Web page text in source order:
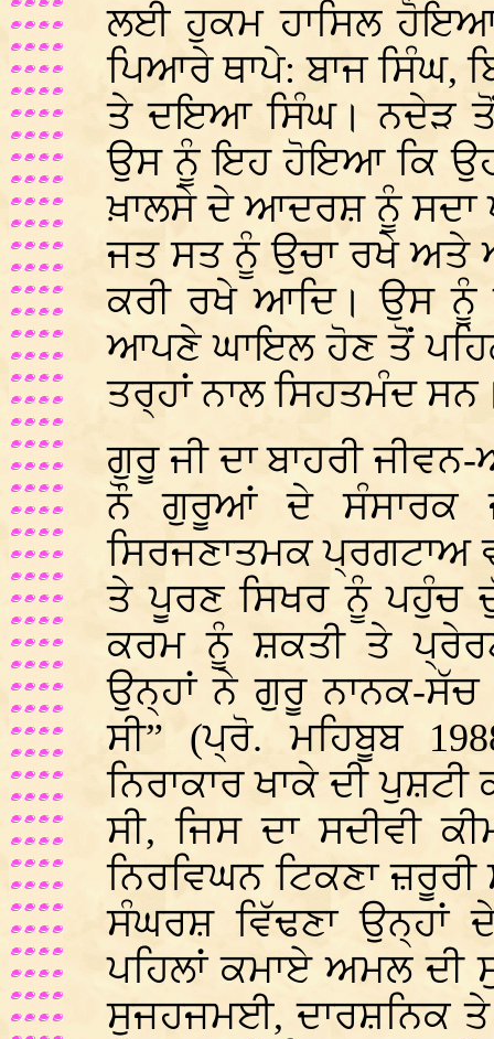
ਲਈ ਹੁਕਮ ਹਾਸਿਲ
ਪਿਆਰੇ ਥਾਪੇ: ਬਾਜ ਸਿੰਘ,
ਤੇ ਦਇਆ ਸਿੰਘ। ਨਦੇੜ ਤੋਂ
ਉਸ ਨੂੰ ਇਹ ਹੋਇਆ ਕਿ
ਖ਼ਾਲਸੇ ਦੇ ਆਦਰਸ਼ ਨੂੰ ਸਦਾ
ਜਤ ਸਤ ਨੂੰ ਉਚਾ ਰਖੇ ਅਤੇ
ਕਰੀ ਰਖੇ ਆਦਿ। ਉਸ ਨੂੰ
ਆਪਣੇ ਘਾਇਲ ਹੋਣ ਤੋਂ
ਤਰ੍ਹਾਂ ਨਾਲ ਸਿਹਤਮੰਦ
ਗੁਰੂ ਜੀ ਦਾ ਬਾਹਰੀ
ਨੌ ਗੁਰੂਆਂ ਦੇ ਸੰਸਾਰਕ
ਸਿਰਜਣਾਤਮਕ ਪ੍ਰਗਟਾਅ
ਤੇ ਪੂਰਣ ਸਿਖਰ ਨੂੰ ਪਹੁੰਚ
ਕਰਮ ਨੂੰ ਸ਼ਕਤੀ ਤੇ
ਉਨ੍ਹਾਂ ਨੇ ਗੁਰੂ ਨਾਨਕ-ਸੱਚ
ਸੀ” (ਪ੍ਰੋ. ਮਹਿਬੂਬ
ਨਿਰਾਕਾਰ ਖਾਕੇ ਦੀ
ਸੀ, ਜਿਸ ਦਾ ਸਦੀਵੀ
ਨਿਰਵਿਘਨ ਟਿਕਣਾ
ਸੰਘਰਸ਼ ਵਿੱਢਣਾ ਉਨ੍ਹਾਂ ਦੇ
ਪਹਿਲਾਂ ਕਮਾਏ ਅਮਲ ਦੀ
ਸੁਜਹਜਮਈ, ਦਾਰਸ਼ਨਿਕ ਤੇ